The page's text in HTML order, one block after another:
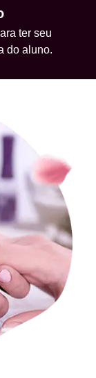
ter seu
do aluno.